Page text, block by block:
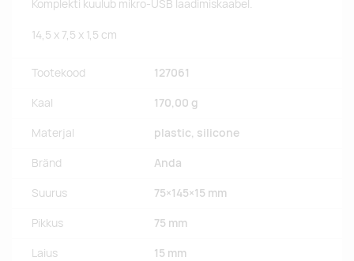
Komplekti kuulub mikro-USB laadimiskaabel.
14,5 x 7,5 x 1,5 cm
Tootekood 127061
Kaal 170,00 g
Materjal plastic, silicone
Bränd Anda
Suurus 75×145×15 mm
Pikkus 75 mm
Laius 15 mm